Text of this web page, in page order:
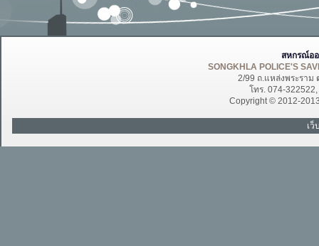
สหกรณ์อ
SONGKHLA POLICE'S
2/99 ถ.แหล่งพระราม
โทร. 074-
Copyright © 2012-
เ